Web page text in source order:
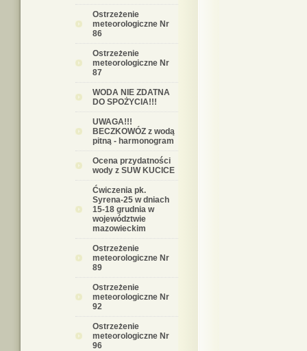
Ostrzeżenie
meteorologiczne Nr
86
Ostrzeżenie
meteorologiczne Nr
87
WODA NIE ZDATNA
DO SPOŻYCIA!!!
UWAGA!!!
BECZKOWÓZ z wodą
pitną - harmonogram
Ocena przydatności
wody z SUW KUCICE
Ćwiczenia pk.
Syrena-25 w dniach
15-18 grudnia w
województwie
mazowieckim
Ostrzeżenie
meteorologiczne Nr
89
Ostrzeżenie
meteorologiczne Nr
92
Ostrzeżenie
meteorologiczne Nr
96